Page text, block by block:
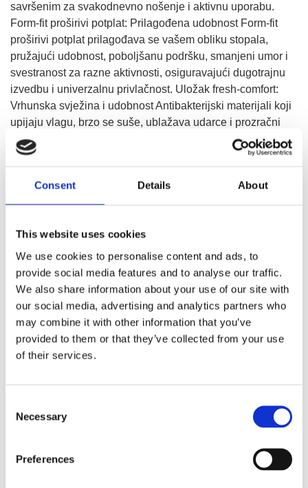
Consent Details About
This website uses cookies
We use cookies to personalise content and ads, to
provide social media features and to analyse our traffic.
We also share information about your use of our site with
our social media, advertising and analytics partners who
may combine it with other information that you’ve
provided to them or that they’ve collected from your use
of their services.
Selection
Necessary
Preferences
savršenim za svakodnevno nošenje i aktivnu uporabu.
Form-fit proširivi potplat: Prilagođena udobnost Form-fit
proširivi potplat prilagođava se vašem obliku stopala,
pružajući udobnost, poboljšanu podršku, smanjeni umor i
svestranost za razne aktivnosti, osiguravajući dugotrajnu
izvedbu i univerzalnu privlačnost. Uložak fresh-comfort:
Vrhunska svježina i udobnost Antibakterijski materijali koji
upijaju vlagu, brzo se suše, ublažava udarce i prozračni
materijali osiguravaju svježe, suho, udobno i održivo
nošenje, smanjuju neugodne mirise dok poboljšavaju
Nord Bliss
Adapta